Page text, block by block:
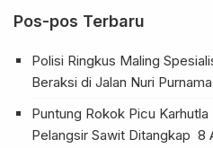
Pos-pos Terbaru
Polisi Ringkus Maling
Beraksi di Jalan Nuri Purnama
Puntung Rokok Picu
Pelangsir Sawit Ditangkap 8